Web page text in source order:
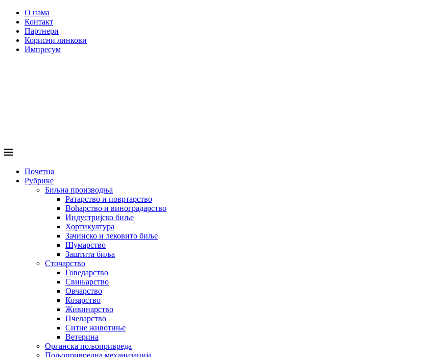
О нама
Контакт
Партнери
Корисни линкови
Импресум
Почетна
Рубрике
Биљна производња
Ратарство и повртарство
Воћарство и виноградарство
Индустријско биље
Хортикултура
Зачинско и лековито биље
Шумарство
Заштита биља
Сточарство
Говедарство
Свињарство
Овчарство
Козарство
Живинарство
Пчеларство
Ситне животиње
Ветерина
Органска пољопривреда
Пољопривредна механизација